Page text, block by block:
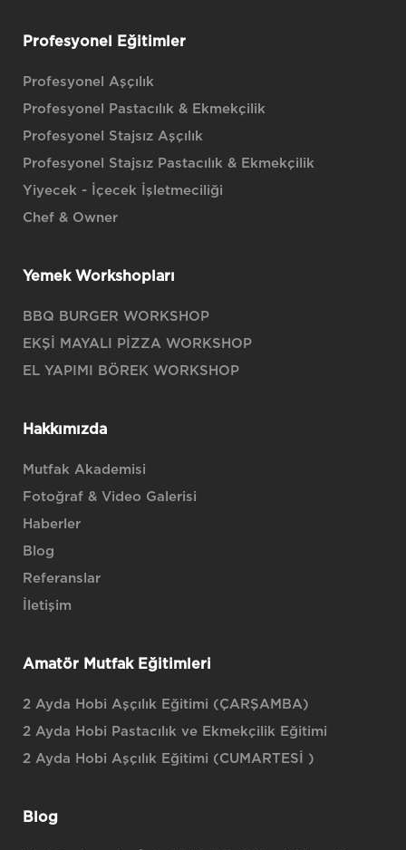
Profesyonel Eğitimler
Profesyonel Aşçılık
Profesyonel Pastacılık & Ekmekçilik
Profesyonel Stajsız Aşçılık
Profesyonel Stajsız Pastacılık & Ekmekçilik
Yiyecek - İçecek İşletmeciliği
Chef & Owner
Yemek Workshopları
BBQ BURGER WORKSHOP
EKŞİ MAYALI PİZZA WORKSHOP
EL YAPIMI BÖREK WORKSHOP
Hakkımızda
Mutfak Akademisi
Fotoğraf & Video Galerisi
Haberler
Blog
Referanslar
İletişim
Amatör Mutfak Eğitimleri
2 Ayda Hobi Aşçılık Eğitimi (ÇARŞAMBA)
2 Ayda Hobi Pastacılık ve Ekmekçilik Eğitimi
2 Ayda Hobi Aşçılık Eğitimi (CUMARTESİ )
Blog